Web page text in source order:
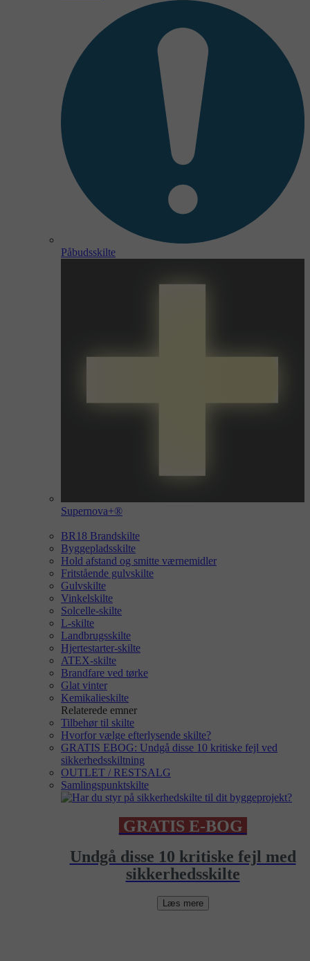
Påbudsskilte
Supernova+®
BR18 Brandskilte
Byggepladsskilte
Hold afstand og smitte værnemidler
Fritstående gulvskilte
Gulvskilte
Vinkelskilte
Solcelle-skilte
L-skilte
Landbrugsskilte
Hjertestarter-skilte
ATEX-skilte
Brandfare ved tørke
Glat vinter
Kemikalieskilte
Relaterede emner
Tilbehør til skilte
Hvorfor vælge efterlysende skilte?
GRATIS EBOG: Undgå disse 10 kritiske fejl ved
sikkerhedsskiltning
OUTLET / RESTSALG
Samlingspunktskilte
GRATIS E-BOG
Undgå disse 10 kritiske fejl med
sikkerhedsskilte
Læs mere